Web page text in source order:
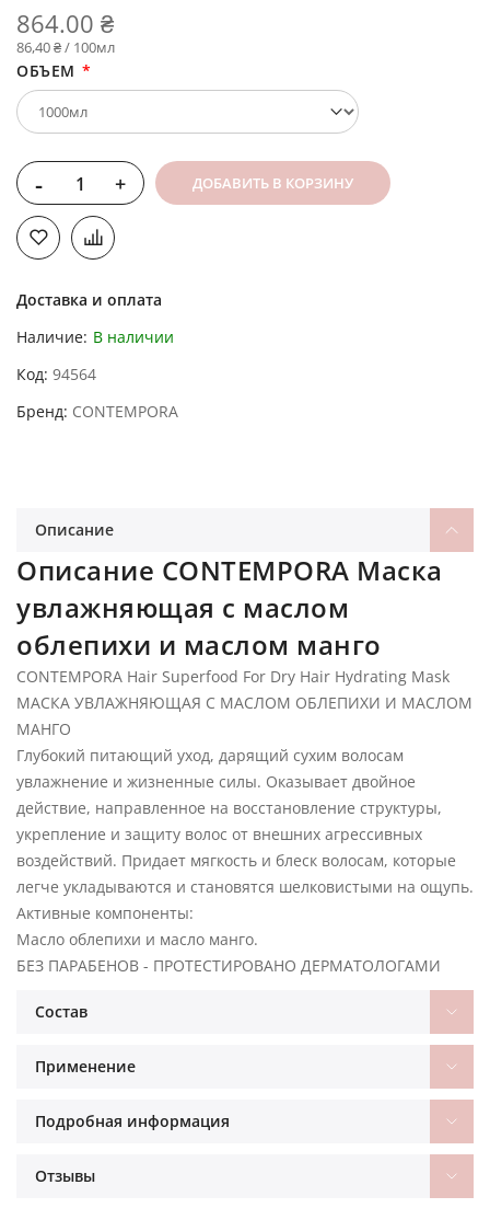
864.00 ₴
86,40 ₴ / 100мл
ОБЪЕМ
- + ДОБАВИТЬ В КОРЗИНУ
Доставка и оплата
Наличие: В наличии
Код 94564
Бренд CONTEMPORA
Описание
Описание CONTEMPORA Маска
увлажняющая с маслом
облепихи и маслом манго
CONTEMPORA Hair Superfood For Dry Hair Hydrating Mask
МАСКА УВЛАЖНЯЮЩАЯ С МАСЛОМ ОБЛЕПИХИ И МАСЛОМ
МАНГО
Глубокий питающий уход, дарящий сухим волосам
увлажнение и жизненные силы. Оказывает двойное
действие, направленное на восстановление структуры,
укрепление и защиту волос от внешних агрессивных
воздействий. Придает мягкость и блеск волосам, которые
легче укладываются и становятся шелковистыми на ощупь.
Активные компоненты:
Масло облепихи и масло манго.
БЕЗ ПАРАБЕНОВ - ПРОТЕСТИРОВАНО ДЕРМАТОЛОГАМИ
Состав
Применение
Подробная информация
Отзывы